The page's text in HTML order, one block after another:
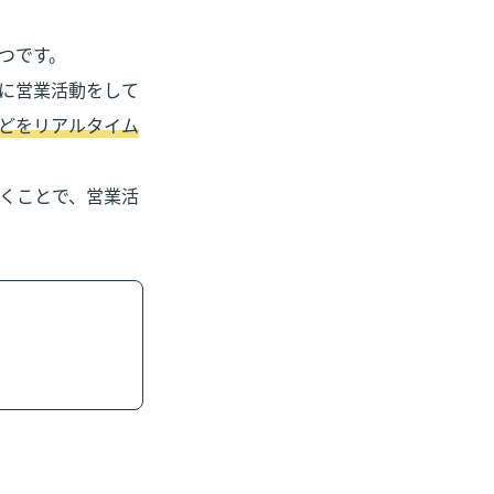
営業活動をして
をリアルタイム
ことで、営業活